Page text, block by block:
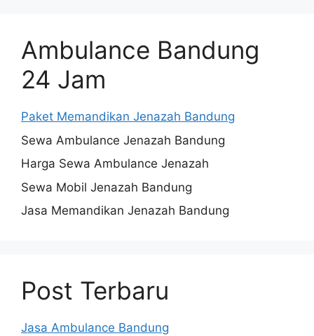
Ambulance Bandung
24 Jam
Paket Memandikan Jenazah Bandung
Sewa Ambulance Jenazah Bandung
Harga Sewa Ambulance Jenazah
Sewa Mobil Jenazah Bandung
Jasa Memandikan Jenazah Bandung
Post Terbaru
Jasa Ambulance Bandung